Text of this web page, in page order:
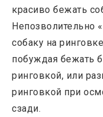
красиво бежать
Непозволительно
собаку на
побуждая бежать
ринговкой, или
ринговкой при
сзади.